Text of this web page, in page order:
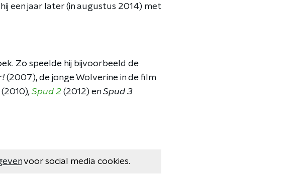
een jaar later (in augustus 2014) met
Zo speelde hij bijvoorbeeld de
(2007), de jonge Wolverine in de film
(2010), Spud 2 (2012) en Spud 3
voor social media cookies.